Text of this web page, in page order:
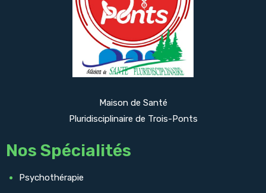
Maison de Santé
Pluridisciplinaire de Trois-Ponts
Nos Spécialités
Psychothérapie